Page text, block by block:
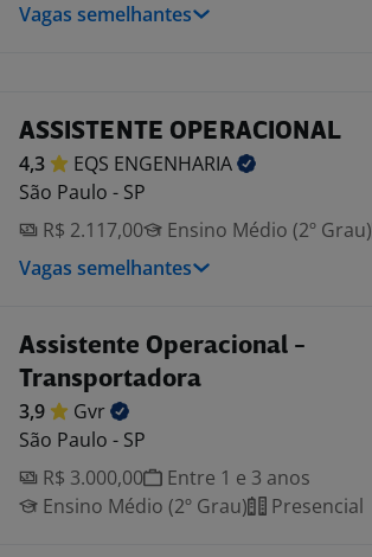
Vagas semelhantes
ASSISTENTE OPERACIONAL
4,3 EQS ENGENHARIA
São Paulo - SP
R$ 2.117,00
Ensino Médio (2º Grau)
Vagas semelhantes
Assistente Operacional -
Transportadora
3,9
Gvr
São Paulo - SP
R$ 3.000,00
Entre 1 e 3 anos
Ensino Médio (2º Grau)
Presencial